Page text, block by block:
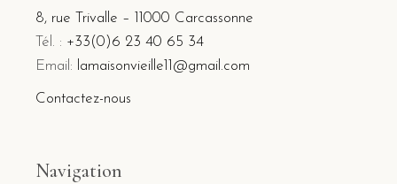
8, rue Trivalle – 11000 Carcassonne
Tél. : +33(0)6 23 40 65 34
Email: lamaisonvieille11@gmail.com
Contactez-nous
Navigation